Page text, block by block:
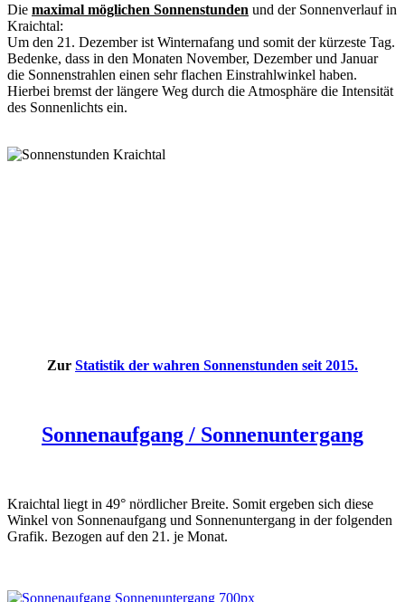
Die maximal möglichen Sonnenstunden und der Sonnenverlauf in
Kraichtal:
Um den 21. Dezember ist Winternafang und somit der kürzeste Tag.
Bedenke, dass in den Monaten November, Dezember und Januar
die Sonnenstrahlen einen sehr flachen Einstrahlwinkel haben.
Hierbei bremst der längere Weg durch die Atmosphäre die Intensität
des Sonnenlichts ein.
Zur Statistik der wahren Sonnenstunden seit 2015.
Sonnenaufgang / Sonnenuntergang
Kraichtal liegt in 49° nördlicher Breite. Somit ergeben sich diese
Winkel von Sonnenaufgang und Sonnenuntergang in der folgenden
Grafik. Bezogen auf den 21. je Monat.